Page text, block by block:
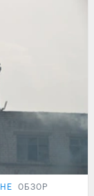
ОБЗОР